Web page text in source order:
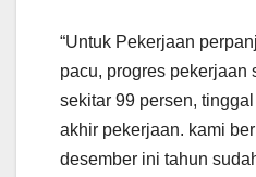
“Untuk Pekerjaan
pacu, progres pekerjaan
sekitar 99 persen,
akhir pekerjaan. kami
desember ini tahun